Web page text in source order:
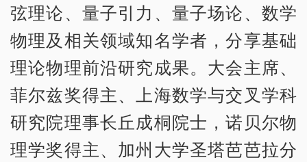
弦理论、量子引力、量子场论、数学
物理及相关领域知名学者，分享基础
理论物理前沿研究成果。大会主席、
菲尔兹奖得主、上海数学与交叉学科
研究院理事长丘成桐院士，诺贝尔物
理学奖得主、加州大学圣塔芭芭拉分